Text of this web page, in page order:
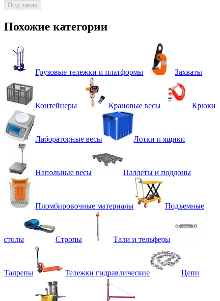
Под заказ
Похожие категории
Грузовые тележки и платформы Захваты
Контейнеры Крановые весы Крюки
Лабораторные весы Лотки и ящики
Напольные весы Паллеты и поддоны
Пломбировочные материалы Подъемные
столы Стропы Тали и тельферы
Талрепы Тележки гидравлические Цепи